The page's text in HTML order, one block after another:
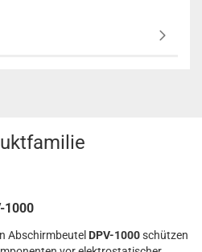
1000
Abschirmbeutel DPV-1000schützen